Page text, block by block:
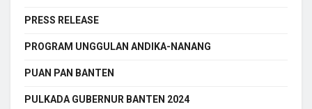
PRESS RELEASE
PROGRAM UNGGULAN ANDIKA-NANANG
PUAN PAN BANTEN
PULKADA GUBERNUR BANTEN 2024